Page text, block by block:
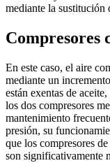
mediante la sustitución
Compresores
En este caso, el aire
mediante un
están exentas de
los dos compresores
mantenimiento
presión, su
que los compresores
son significativamente